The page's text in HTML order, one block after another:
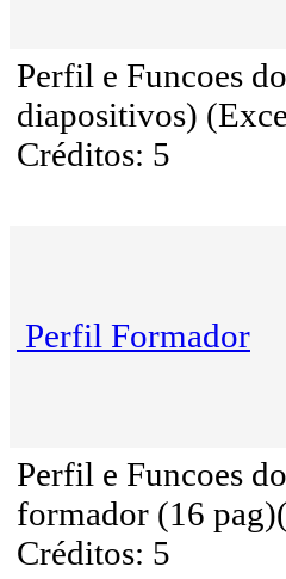
Perfil e Funcoes
diapositivos)
Créditos: 5
Perfil Formador
Perfil e Funcoes
formador (16
Créditos: 5